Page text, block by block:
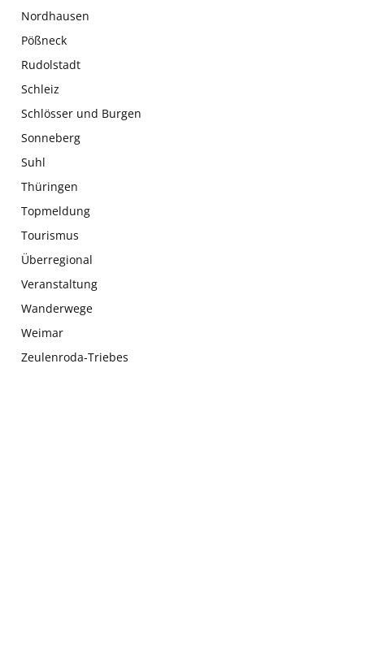
Nordhausen
Pößneck
Rudolstadt
Schleiz
Schlösser und Burgen
Sonneberg
Suhl
Thüringen
Topmeldung
Tourismus
Überregional
Veranstaltung
Wanderwege
Weimar
Zeulenroda-Triebes